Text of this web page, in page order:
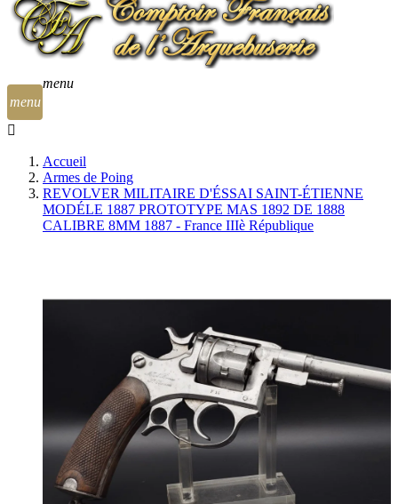
menu
menu
Accueil
Armes de Poing
REVOLVER MILITAIRE D'ÉSSAI SAINT-ÉTIENNE
MODÉLE 1887 PROTOTYPE MAS 1892 DE 1888
CALIBRE 8MM 1887 - France IIIè République